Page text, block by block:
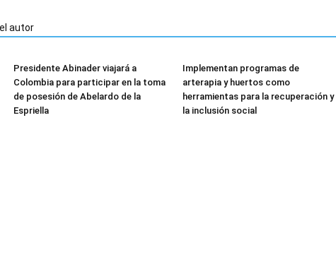
autor
Presidente Abinader viajará a
Colombia para participar en la toma
de posesión de Abelardo de la
Espriella
Implementan programas de
arterapia y huertos como
herramientas para la recuperación y
la inclusión social